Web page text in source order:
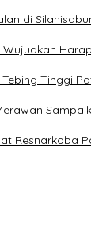
di
Wujudkan
Tinggi
Resnarkoba